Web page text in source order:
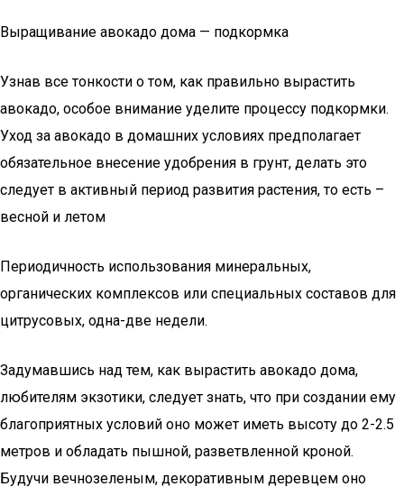
Выращивание авокадо дома — подкормка
Узнав все тонкости о том, как правильно вырастить
авокадо, особое внимание уделите процессу подкормки.
Уход за авокадо в домашних условиях предполагает
обязательное внесение удобрения в грунт, делать это
следует в активный период развития растения, то есть –
весной и летом
Периодичность использования минеральных,
органических комплексов или специальных составов для
цитрусовых, одна-две недели.
Задумавшись над тем, как вырастить авокадо дома,
любителям экзотики, следует знать, что при создании ему
благоприятных условий оно может иметь высоту до 2-2.5
метров и обладать пышной, разветвленной кроной.
Будучи вечнозеленым, декоративным деревцем оно